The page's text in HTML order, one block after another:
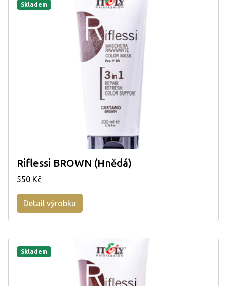
Skladem
Riflessi BROWN (Hnědá)
550 Kč
Detail výrobku
Skladem